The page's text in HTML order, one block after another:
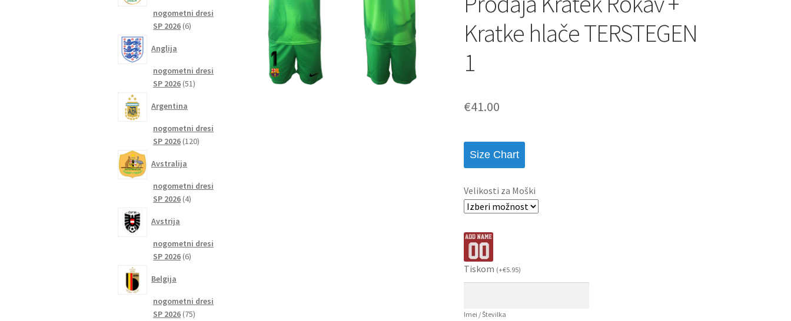
Kratke hlače TERSTEGEN
1
€41.00
Size Chart
Velikosti za Moški
Tiskom (+€5.95)
Imei / Številka
nogometni dresi
SP 2026 66
Anglija
nogometni dresi
SP 2026 5151
Argentina
nogometni dresi
SP 2026 120120
Avstralija
nogometni dresi
SP 2026 44
Avstrija
nogometni dresi
SP 2026 66
Belgija
nogometni dresi
SP 2026 7575